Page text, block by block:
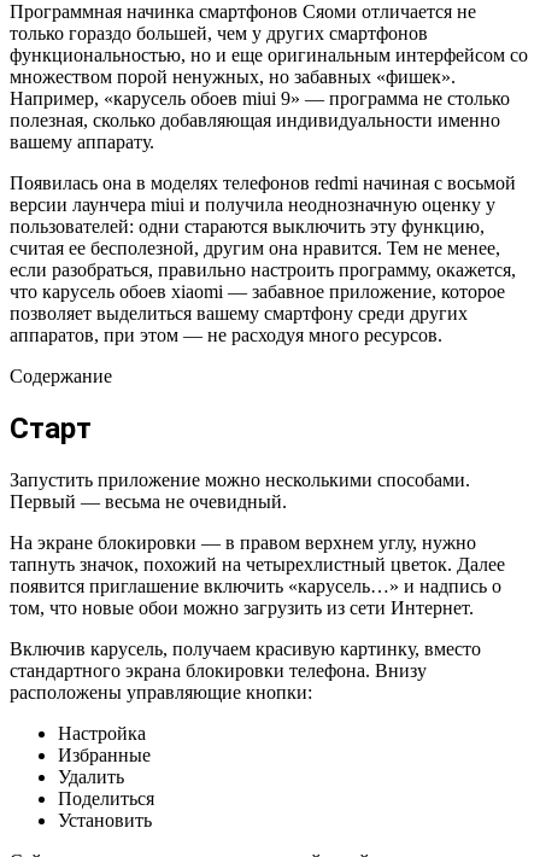
Программная начинка смартфонов Сяоми отличается не
только гораздо большей, чем у других смартфонов
функциональностью, но и еще оригинальным интерфейсом со
множеством порой ненужных, но забавных «фишек».
Например, «карусель обоев miui 9» — программа не столько
полезная, сколько добавляющая индивидуальности именно
вашему аппарату.
Появилась она в моделях телефонов redmi начиная с восьмой
версии лаунчера miui и получила неоднозначную оценку у
пользователей: одни стараются выключить эту функцию,
считая ее бесполезной, другим она нравится. Тем не менее,
если разобраться, правильно настроить программу, окажется,
что карусель обоев xiaomi — забавное приложение, которое
позволяет выделиться вашему смартфону среди других
аппаратов, при этом — не расходуя много ресурсов.
Содержание
Старт
Запустить приложение можно несколькими способами.
Первый — весьма не очевидный.
На экране блокировки — в правом верхнем углу, нужно
тапнуть значок, похожий на четырехлистный цветок. Далее
появится приглашение включить «карусель…» и надпись о
том, что новые обои можно загрузить из сети Интернет.
Включив карусель, получаем красивую картинку, вместо
стандартного экрана блокировки телефона. Внизу
расположены управляющие кнопки:
Настройка
Избранные
Удалить
Поделиться
Установить